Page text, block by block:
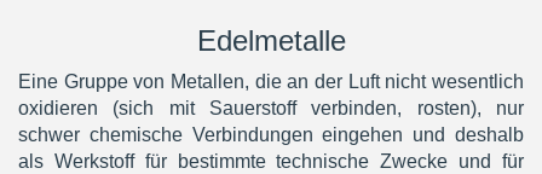
Edelmetalle
Eine Gruppe von Metallen, die an der Luft nicht wesentlich
oxidieren (sich mit Sauerstoff verbinden, rosten), nur
schwer chemische Verbindungen eingehen und deshalb
als Werkstoff für bestimmte technische Zwecke und für